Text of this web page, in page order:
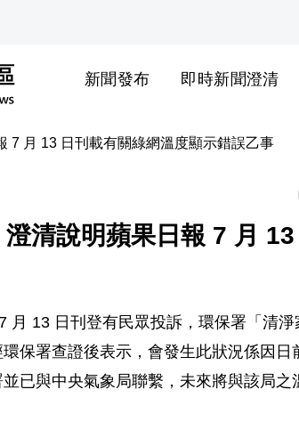
新聞發布 即時新聞澄清
7 月 13 日刊載有關綠網溫度顯示錯誤乙事
澄清說明蘋果日報 7 月
月 13 日刊登有民眾投訴，環保署「清
保署查證後表示，會發生此狀況係因
已與中央氣象局聯繫，未來將與該局之